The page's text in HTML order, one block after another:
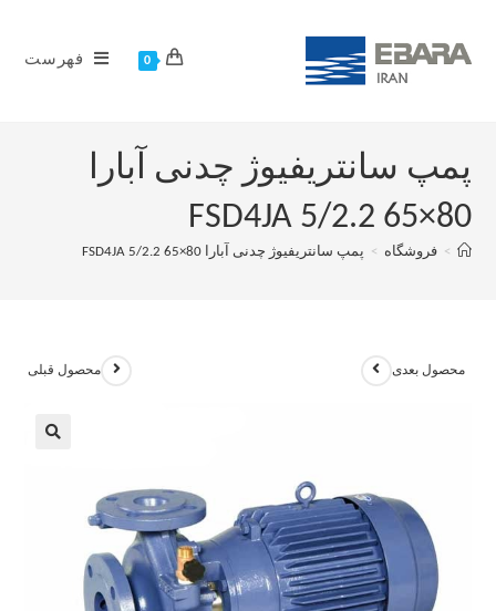
0 فهرست
پمپ سانتریفیوژ چدنی آبارا
80×65 FSD4JA 5/2.2
> فروشگاه > پمپ سانتریفیوژ چدنی آبارا 80×65 FSD4JA 5/2.2
محصول قبلی محصول بعدی